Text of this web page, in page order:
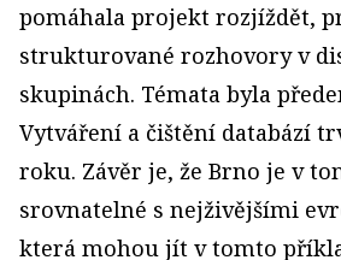
pomáhala projekt rozjíždět,
strukturované rozhovory v
skupinách. Témata byla
Vytváření a čištění databází
roku. Závěr je, že Brno je v
srovnatelné s nejživějšími
která mohou jít v tomto